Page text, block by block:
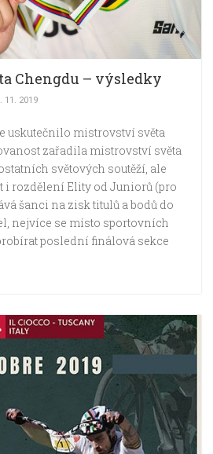
Chengdu – výsledky
11. 2019
uskutečnilo mistrovství světa
zařadila mistrovství světa
světových soutěží, ale
i rozdělení Elity od Juniorů (pro
šanci na zisk titulů a bodů do
nejvíce se místo sportovních
poslední finálová sekce